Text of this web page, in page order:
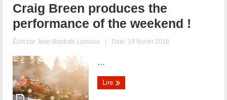
Craig Breen produces the
performance of the weekend !
Écrit parJean-Baptiste Lassaux | Date: 19 février 2018
...
Lire